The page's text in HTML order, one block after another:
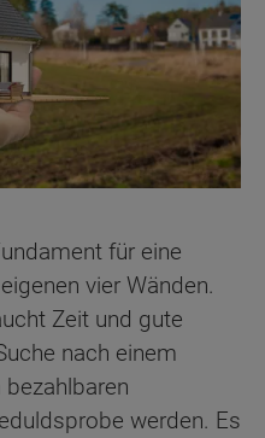
für eine
vier Wänden.
Zeit und gute
nach einem
werden. Es